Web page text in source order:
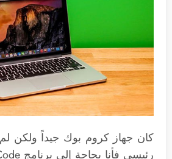
كان جهاز كروم بوك جيداً ولكن